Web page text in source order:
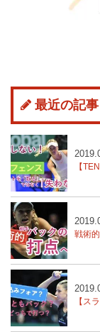
最近の記事
【
戦術
【ス